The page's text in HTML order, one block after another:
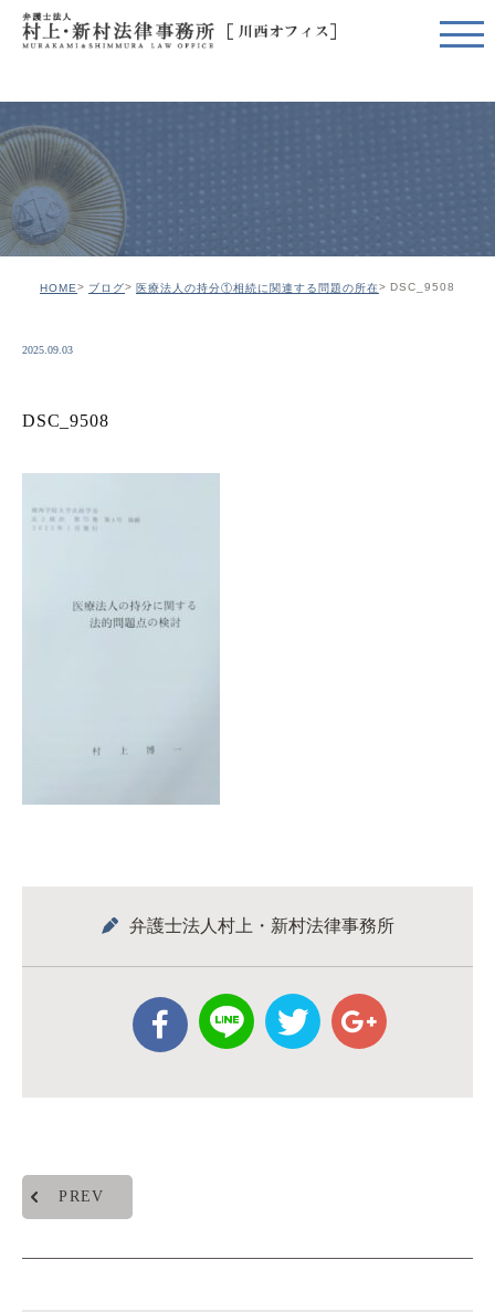
HOME ブログ 医療法人の持分①相続に関連する問題の所在 DSC_9508
2025.09.03
DSC_9508
弁護士法人村上・新村法律事務所
PREV